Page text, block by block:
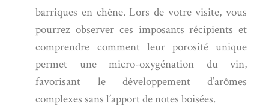
barriques en chêne. Lors de votre visite, vous
pourrez observer ces imposants récipients et
comprendre comment leur porosité unique
permet une micro-oxygénation du vin,
favorisant le développement d’arômes
complexes sans l’apport de notes boisées.